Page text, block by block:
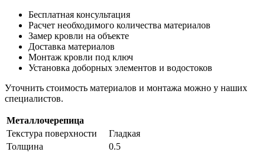
Бесплатная консультация
Расчет необходимого количества материалов
Замер кровли на объекте
Доставка материалов
Монтаж кровли под ключ
Установка доборных элементов и водостоков
Уточнить стоимость материалов и монтажа можно у наших
специалистов.
Металлочерепица
Текстура поверхности
Гладкая
Толщина
0.5